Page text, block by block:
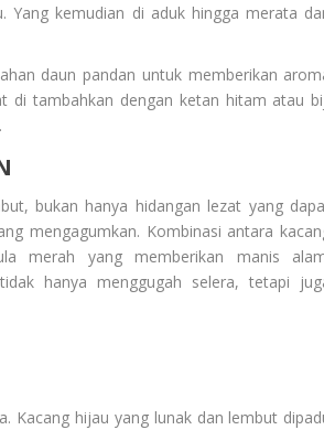
kemudian di aduk hingga merata
daun pandan untuk memberikan
di tambahkan dengan ketan hitam atau
bukan hanya hidangan lezat yang
mengagumkan. Kombinasi antara
merah yang memberikan manis
hanya menggugah selera, tetapi
Kacang hijau yang lunak dan lembut